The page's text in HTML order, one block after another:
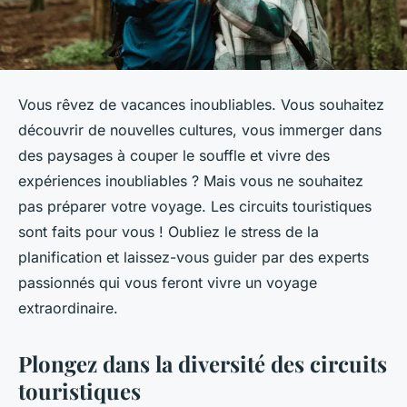
Vous rêvez de vacances inoubliables. Vous souhaitez
découvrir de nouvelles cultures, vous immerger dans
des paysages à couper le souffle et vivre des
expériences inoubliables ? Mais vous ne souhaitez
pas préparer votre voyage. Les circuits touristiques
sont faits pour vous ! Oubliez le stress de la
planification et laissez-vous guider par des experts
passionnés qui vous feront vivre un voyage
extraordinaire.
Plongez dans la diversité des circuits
touristiques